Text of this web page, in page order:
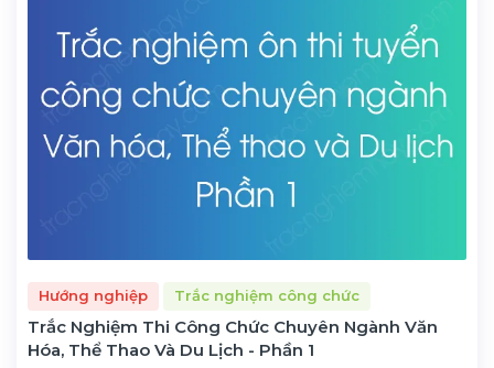
Hướng nghiệp Trắc nghiệm công chức
Trắc Nghiệm Thi Công Chức Chuyên Ngành Văn
Hóa, Thể Thao Và Du Lịch - Phần 1